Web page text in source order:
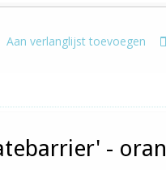
Aan verlanglijst toevoegen
-